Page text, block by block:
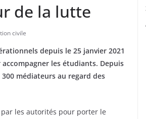
de la lutte
civile
depuis le 25 janvier 2021
les étudiants. Depuis
médiateurs au regard des
par les autorités pour porter le